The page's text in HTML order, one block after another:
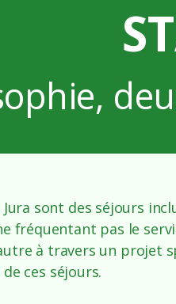
sont des séjours
fréquentant pas le
à travers un
ces séjours.